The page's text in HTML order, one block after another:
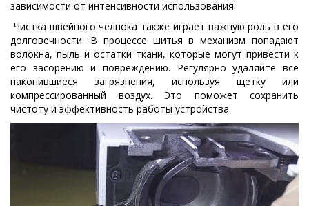
зависимости от интенсивности использования.
Чистка швейного челнока также играет важную роль в его
долговечности. В процессе шитья в механизм попадают
волокна, пыль и остатки ткани, которые могут привести к
его засорению и повреждению. Регулярно удаляйте все
накопившиеся загрязнения, используя щетку или
компрессированный воздух. Это поможет сохранить
чистоту и эффективность работы устройства.